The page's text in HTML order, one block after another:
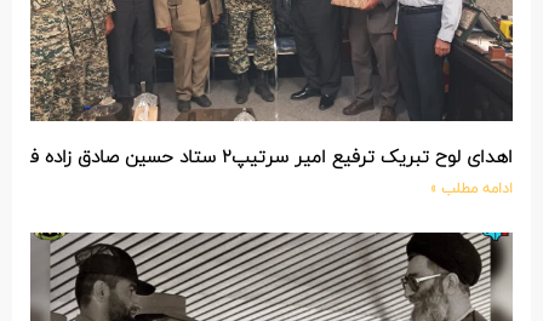
اهدای لوح تبریک ترفیع امیر سرتیپ۲ ستاد حسین صادق زاده فرمانده تیپ ۲۵ واکنش سریع شهید آبگون نزاجا مستقر در تبریز
ادامه مطلب »